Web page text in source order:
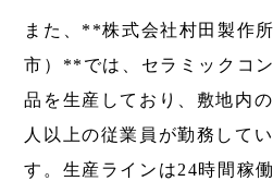
また、**株式会社村田製作
市）**では、セラミックコ
品を生産しており、敷地内
人以上の従業員が勤務して
す。生産ラインは24時間稼